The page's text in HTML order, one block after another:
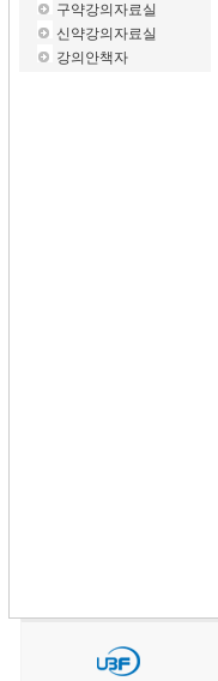
구약강의자료실
신약강의자료실
강의안책자